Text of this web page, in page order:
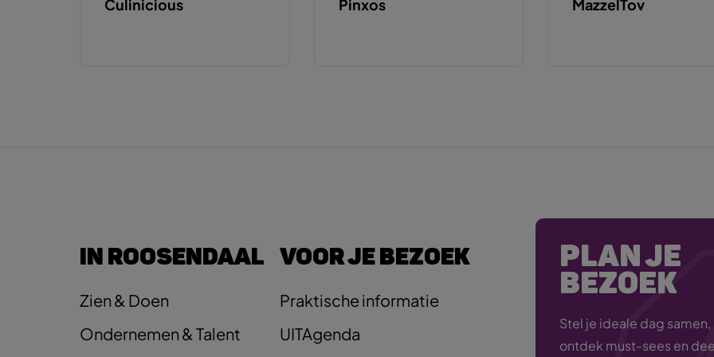
Culinicious Pinxos MazzelTov
IN ROOSENDAAL
Zien & Doen
Ondernemen & Talent
VOOR JE BEZOEK
Praktische informatie
UITAgenda
PLAN JE
BEZOEK
Stel je ideale dag samen,
ontdek must-sees en